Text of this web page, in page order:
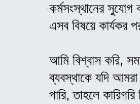
কর্মসংস্থানের
এসব বিষয়ে কার্যকর
আমি বিশ্বাস করি,
ব্যবস্থাকে যদি
পারি, তাহলে